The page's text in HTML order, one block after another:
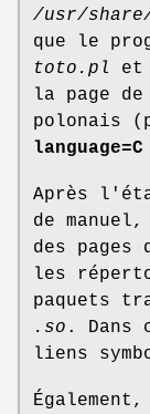
/usr/share/
que le
toto.pl
et
la page
language=C
Après
de manuel,
des pages
les
paquets
.so . Dans
liens
Également,